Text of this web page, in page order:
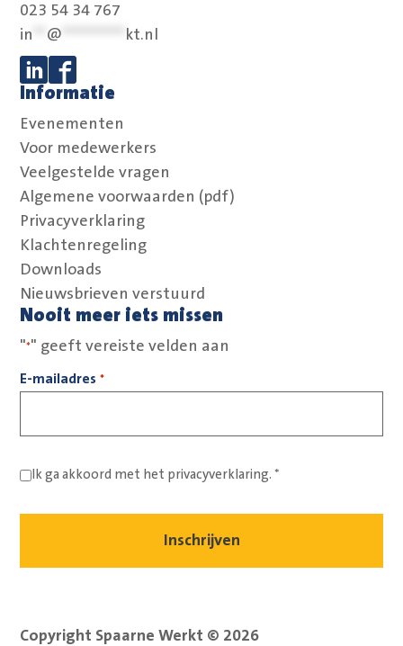
023 54 34 767
in
@ kt.nl
Volg ons op Linkedin
Volg ons op Facebook
Informatie
Evenementen
Voor medewerkers
Veelgestelde vragen
Algemene voorwaarden (pdf)
Privacyverklaring
Klachtenregeling
Downloads
Nieuwsbrieven verstuurd
Nooit meer iets missen
"*" geeft vereiste velden aan
E-mailadres *
Ik ga akkoord met het privacyverklaring. *
Copyright Spaarne Werkt © 2026